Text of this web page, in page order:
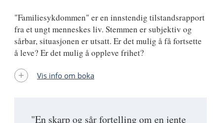
"En skarp og sår fortelling om en jente
"Familiesykdommen" er en innstendig tilstandsrapport
fra et ungt menneskes liv. Stemmen er subjektiv og
sårbar, situasjonen er utsatt. Er det mulig å få fortsette
å leve? Er det mulig å oppleve frihet?
Vis info om boka